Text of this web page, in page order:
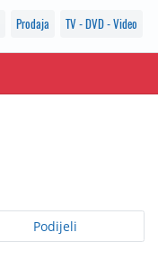
Prodaja TV - DVD - Video
Podijeli